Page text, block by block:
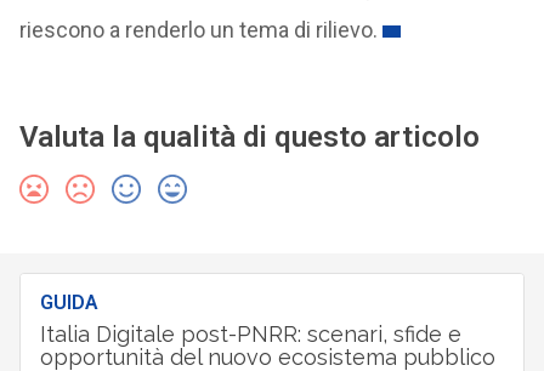
riescono a renderlo un tema di rilievo.
Valuta la qualità di questo articolo
GUIDA
Italia Digitale post-PNRR: scenari, sfide e
opportunità del nuovo ecosistema pubblico